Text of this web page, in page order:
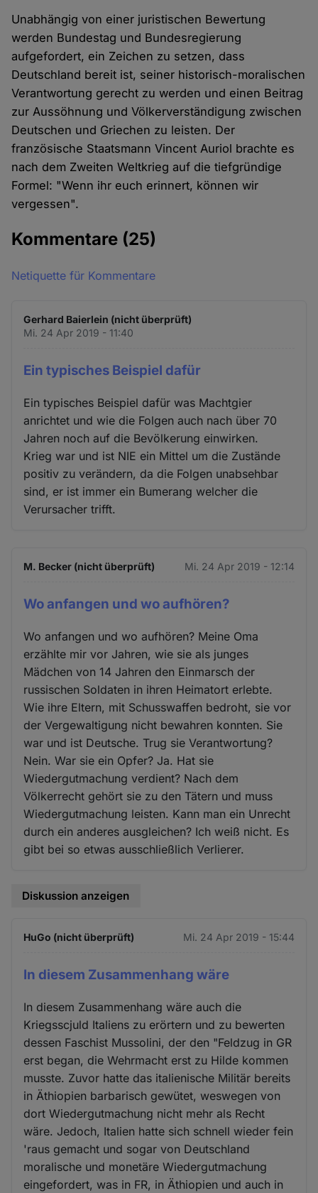
Unabhängig von einer juristischen Bewertung
werden Bundestag und Bundesregierung
aufgefordert, ein Zeichen zu setzen, dass
Deutschland bereit ist, seiner historisch-moralischen
Verantwortung gerecht zu werden und einen Beitrag
zur Aussöhnung und Völkerverständigung zwischen
Deutschen und Griechen zu leisten. Der
französische Staatsmann Vincent Auriol brachte es
nach dem Zweiten Weltkrieg auf die tiefgründige
Formel: "Wenn ihr euch erinnert, können wir
vergessen".
Kommentare (25)
Netiquette für Kommentare
Gerhard Baierlein (nicht überprüft)
Mi. 24 Apr 2019 - 11:40
Ein typisches Beispiel dafür
Ein typisches Beispiel dafür was Machtgier
anrichtet und wie die Folgen auch nach über 70
Jahren noch auf die Bevölkerung einwirken.
Krieg war und ist NIE ein Mittel um die Zustände
positiv zu verändern, da die Folgen unabsehbar
sind, er ist immer ein Bumerang welcher die
Verursacher trifft.
M. Becker (nicht überprüft) Mi. 24 Apr 2019 - 12:14
Wo anfangen und wo aufhören?
Wo anfangen und wo aufhören? Meine Oma
erzählte mir vor Jahren, wie sie als junges
Mädchen von 14 Jahren den Einmarsch der
russischen Soldaten in ihren Heimatort erlebte.
Wie ihre Eltern, mit Schusswaffen bedroht, sie vor
der Vergewaltigung nicht bewahren konnten. Sie
war und ist Deutsche. Trug sie Verantwortung?
Nein. War sie ein Opfer? Ja. Hat sie
Wiedergutmachung verdient? Nach dem
Völkerrecht gehört sie zu den Tätern und muss
Wiedergutmachung leisten. Kann man ein Unrecht
durch ein anderes ausgleichen? Ich weiß nicht. Es
gibt bei so etwas ausschließlich Verlierer.
Diskussion anzeigen
HuGo (nicht überprüft) Mi. 24 Apr 2019 - 15:44
In diesem Zusammenhang wäre
In diesem Zusammenhang wäre auch die
Kriegsscjuld Italiens zu erörtern und zu bewerten
dessen Faschist Mussolini, der den "Feldzug in GR
erst began, die Wehrmacht erst zu Hilde kommen
musste. Zuvor hatte das italienische Militär bereits
in Äthiopien barbarisch gewütet, weswegen von
dort Wiedergutmachung nicht mehr als Recht
wäre. Jedoch, Italien hatte sich schnell wieder fein
'raus gemacht und sogar von Deutschland
moralische und monetäre Wiedergutmachung
eingefordert, was in FR, in Äthiopien und auch in